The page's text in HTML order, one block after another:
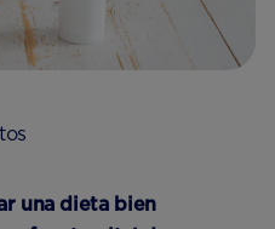
una dieta bien